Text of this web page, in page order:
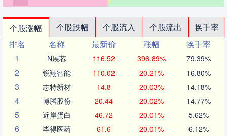
个股涨幅 个股跌幅 个股流入 个股流出
换手率
排名
名称 最新价 涨幅
换手率
1
N展芯 116.52 396.89% 79.39%
2 锐翔智能 110.02 20.21% 16.80%
3 志特新材 14.8 20.03% 14.18%
4 博腾股份 20.44 20.02% 14.77%
5 近岸蛋白 46.72 20.01% 5.62%
6 毕得医药 61.6 20.01% 6.12%